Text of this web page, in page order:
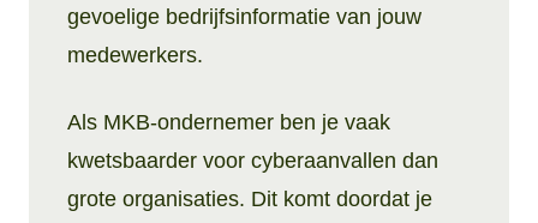
gevoelige bedrijfsinformatie van jouw
medewerkers.
Als MKB-ondernemer ben je vaak
kwetsbaarder voor cyberaanvallen dan
grote organisaties. Dit komt doordat je